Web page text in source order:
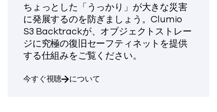
ちょっとした「うっかり」が大きな災害
に発展するのを防ぎましょう。Clumio
S3 Backtrackが、オブジェクトストレー
ジに究極の復旧セーフティネットを提供
する仕組みをご覧ください。
今すぐ視聴Clumio S3 Backtrack デモ
について